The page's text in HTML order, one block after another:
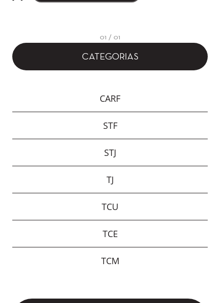
01 / 01
CATEGORIAS
CARF
STF
STJ
TJ
TCU
TCE
TCM